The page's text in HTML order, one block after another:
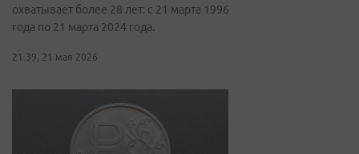
охватывает более 28 лет: с 21 марта 1996
года по 21 марта 2024 года.
21:39, 21 мая 2026